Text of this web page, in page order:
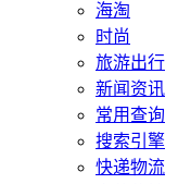
海淘
时尚
旅游出行
新闻资讯
常用查询
搜索引擎
快递物流